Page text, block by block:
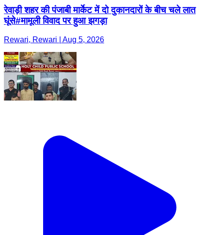
रेवाड़ी शहर की पंजाबी मार्केट में दो दुकानदारों के बीच चले लात
घूंसे#मामूली विवाद पर हुआ झगड़ा
Rewari, Rewari | Aug 5, 2026